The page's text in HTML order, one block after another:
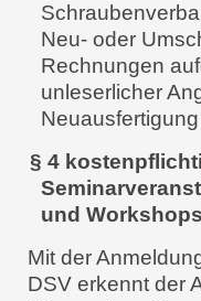
Neu- oder
Rechnungen
unleserlicher
§ 4
und
Mit der
DSV erkennt der